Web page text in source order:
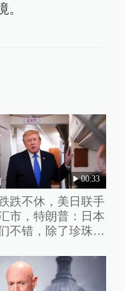
00:33
跌不休，美日联手
市，特朗普：日本
不错，除了珍珠港